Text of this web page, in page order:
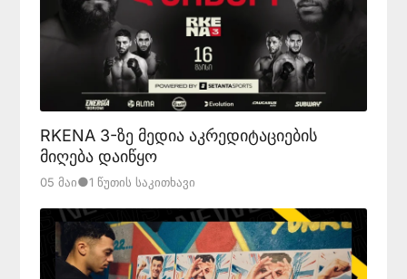
RKENA 3-ზე მედია აკრედიტაციების
მიღება დაიწყო
05 Მაი●1 Წუთის Საკითხავი